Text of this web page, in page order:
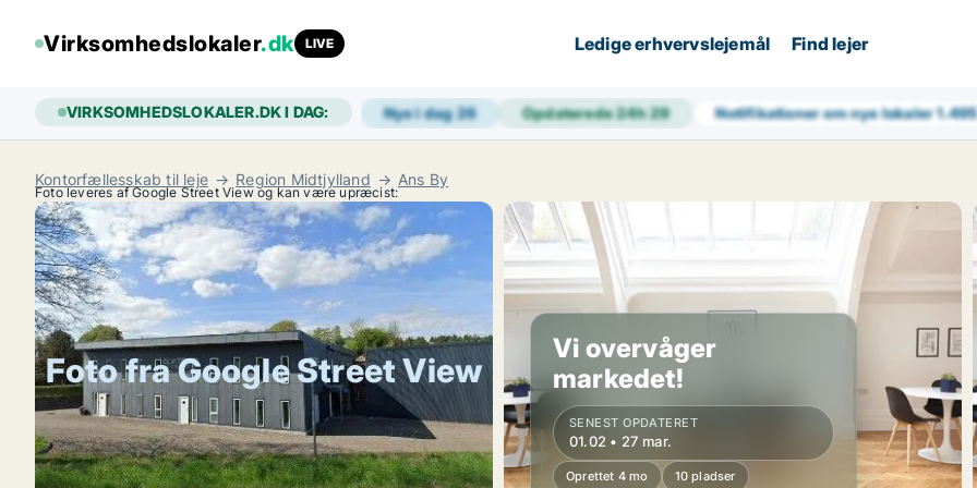
Virksomhedslokaler.dk LIVE Ledige erhvervslejemål Find lejer
VIRKSOMHEDSLOKALER.DK I DAG: Nye i dag26 Opdaterede 24h29 Notifikationer om nye lokaler
Kontorfællesskab til leje Region Midtjylland Ans By
Foto leveres af Google Street View og kan være upræcist:
Foto fra Google Street View
Vi overvåger
markedet!
SENEST OPDATERET
01.02 • 27 mar.
Oprettet 4 mo 10 pladser